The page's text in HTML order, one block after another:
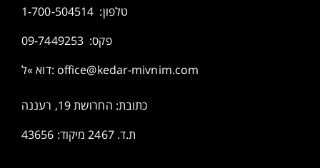
טלפון: 1-700-504514
פקס: 09-7449253
דוא »ל: office@kedar-mivnim.com
כתובת: החרושת 19, רעננה
ת.ד. 2467 מיקוד: 43656